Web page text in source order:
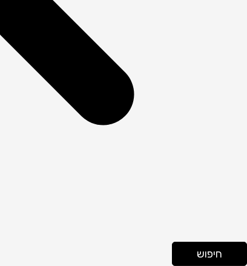
חיפוש